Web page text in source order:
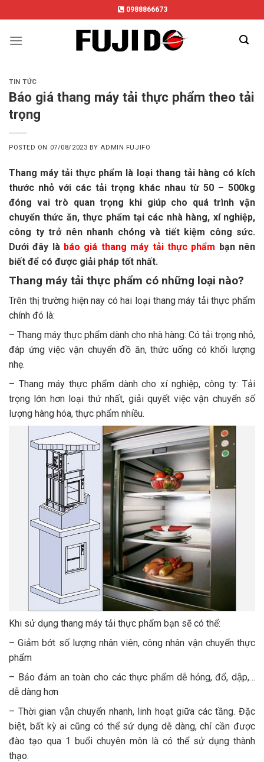
to
content
0988866673
TIN TỨC
Báo giá thang máy tải thực phẩm theo tải
trọng
POSTED ON 07/08/2023 BY ADMIN FUJIFO
Thang máy tải thực phẩm là loại thang tải hàng có kích
thước nhỏ với các tải trọng khác nhau từ 50 – 500kg
đóng vai trò quan trọng khi giúp cho quá trình vận
chuyển thức ăn, thực phẩm tại các nhà hàng, xí nghiệp,
công ty trở nên nhanh chóng và tiết kiệm công sức.
Dưới đây là báo giá thang máy tải thực phẩm bạn nên
biết để có được giải pháp tốt nhất.
Thang máy tải thực phẩm có những loại nào?
Trên thị trường hiện nay có hai loại thang máy tải thực phẩm
chính đó là:
– Thang máy thực phẩm dành cho nhà hàng: Có tải trọng nhỏ,
đáp ứng việc vận chuyển đồ ăn, thức uống có khối lượng
nhẹ.
– Thang máy thực phẩm dành cho xí nghiệp, công ty: Tải
trọng lớn hơn loại thứ nhất, giải quyết việc vận chuyển số
lượng hàng hóa, thực phẩm nhiều.
Khi sử dụng thang máy tải thực phẩm bạn sẽ có thể:
– Giảm bớt số lượng nhân viên, công nhân vận chuyển thực
phẩm
– Bảo đảm an toàn cho các thực phẩm dễ hỏng, đổ, dập,…
dễ dàng hơn
– Thời gian vận chuyển nhanh, linh hoạt giữa các tầng. Đặc
biệt, bất kỳ ai cũng có thể sử dụng dễ dàng, chỉ cần được
đào tạo qua 1 buổi chuyên môn là có thể sử dụng thành
thạo.